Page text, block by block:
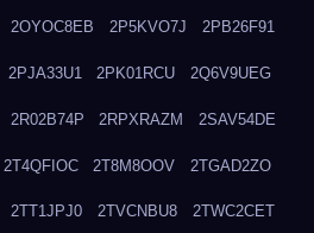
2OYOC8EB 2P5KVO7J 2PB26F91
2PJA33U1 2PK01RCU 2Q6V9UEG
2R02B74P 2RPXRAZM 2SAV54DE
2T4QFIOC 2T8M8OOV 2TGAD2ZO
2TT1JPJ0 2TVCNBU8 2TWC2CET